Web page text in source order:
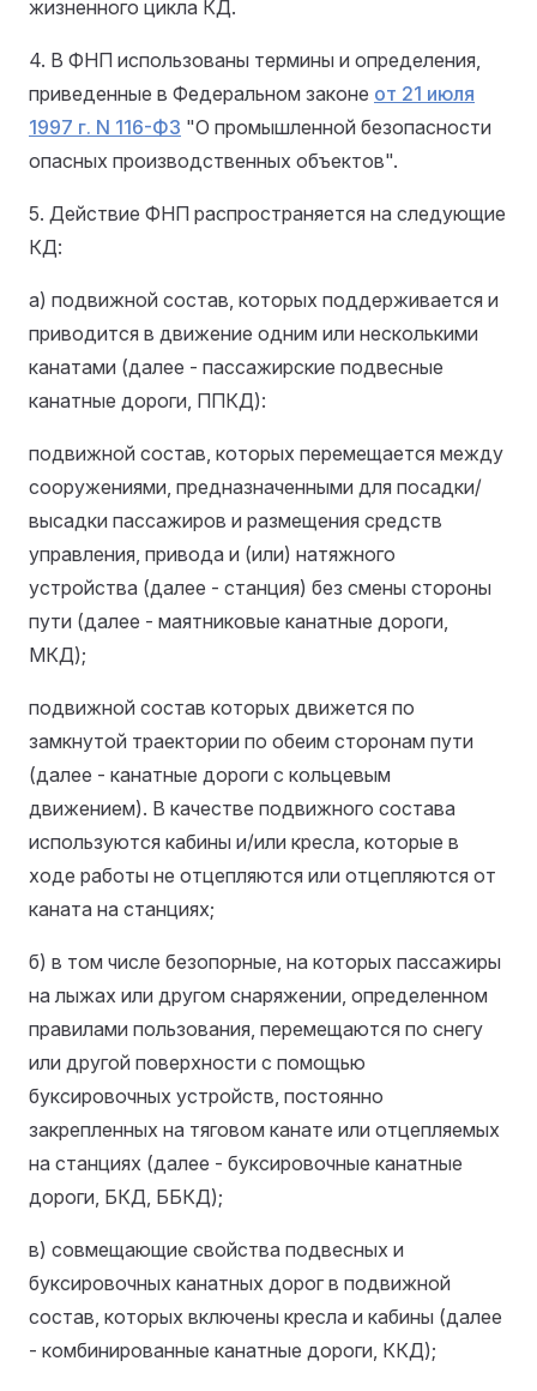
жизненного цикла КД.
4. В ФНП использованы термины и определения,
приведенные в Федеральном законе от 21 июля
1997 г. N 116-ФЗ "О промышленной безопасности
опасных производственных объектов".
5. Действие ФНП распространяется на следующие
КД:
а) подвижной состав, которых поддерживается и
приводится в движение одним или несколькими
канатами (далее - пассажирские подвесные
канатные дороги, ППКД):
подвижной состав, которых перемещается между
сооружениями, предназначенными для посадки/
высадки пассажиров и размещения средств
управления, привода и (или) натяжного
устройства (далее - станция) без смены стороны
пути (далее - маятниковые канатные дороги,
МКД);
подвижной состав которых движется по
замкнутой траектории по обеим сторонам пути
(далее - канатные дороги с кольцевым
движением). В качестве подвижного состава
используются кабины и/или кресла, которые в
ходе работы не отцепляются или отцепляются от
каната на станциях;
б) в том числе безопорные, на которых пассажиры
на лыжах или другом снаряжении, определенном
правилами пользования, перемещаются по снегу
или другой поверхности с помощью
буксировочных устройств, постоянно
закрепленных на тяговом канате или отцепляемых
на станциях (далее - буксировочные канатные
дороги, БКД, ББКД);
в) совмещающие свойства подвесных и
буксировочных канатных дорог в подвижной
состав, которых включены кресла и кабины (далее
- комбинированные канатные дороги, ККД);